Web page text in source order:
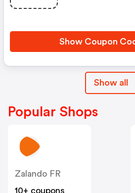
Show Coupon
Show all
Popular Shops
Zalando FR
10+ coupons